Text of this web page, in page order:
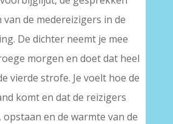
de medereizigers in de
De dichter neemt je mee
morgen en doet dat heel
vierde strofe. Je voelt hoe de
komt en dat de reizigers
en de warmte van de